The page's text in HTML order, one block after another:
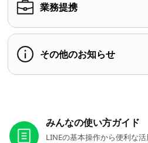
業務提携
その他のお知らせ
みんなの使い方ガイド
LINEの基本操作から便利な